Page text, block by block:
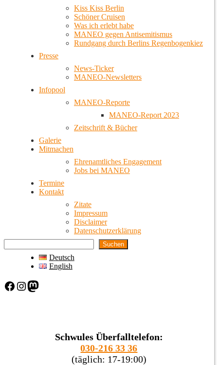
Kiss Kiss Berlin
Schöner Cruisen
Was ich erlebt habe
MANEO gegen Antisemitismus
Rundgang durch Berlins Regenbogenkiez
Presse
News-Ticker
MANEO-Newsletters
Infopool
MANEO-Reporte
MANEO-Report 2023
Zeitschrift & Bücher
Galerie
Mitmachen
Ehrenamtliches Engagement
Jobs bei MANEO
Termine
Kontakt
Zitate
Impressum
Disclaimer
Datenschutzerklärung
Suchen
Deutsch
English
Facebook Instagram Mastodon
Schwules Überfalltelefon:
030-216 33 36
(täglich: 17-19:00)